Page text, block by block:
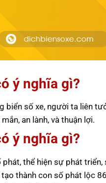
ý nghĩa gì?
biển số xe, người ta liên
an lành, và thuận lợi.
ý nghĩa gì?
thể hiện sự phát
thành con số phát lộc